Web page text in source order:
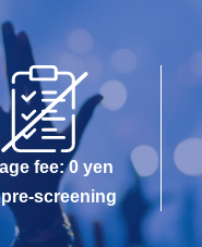
fee: 0 yen
pre-screening